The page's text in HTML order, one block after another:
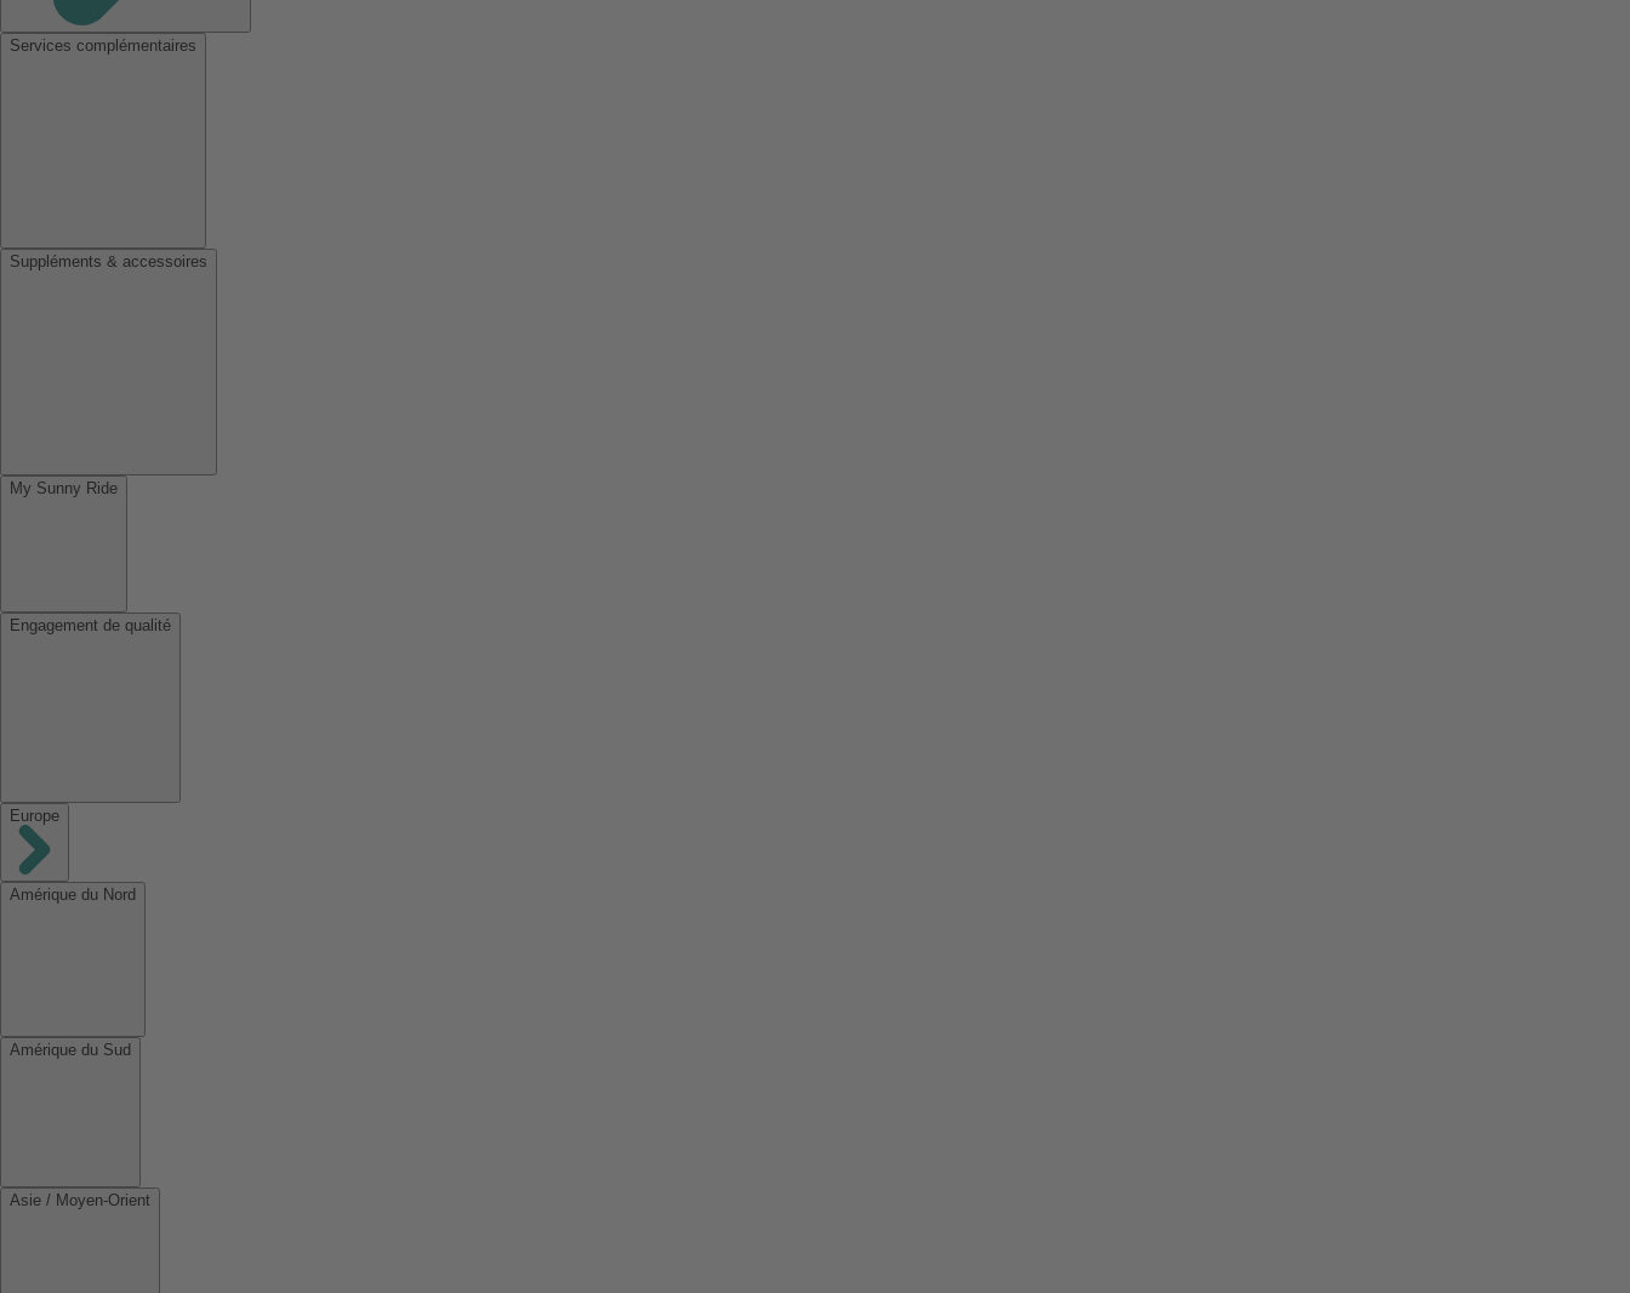
Services complémentaires
Suppléments & accessoires
My Sunny Ride
Engagement de qualité
Europe
Amérique du Nord
Amérique du Sud
Asie / Moyen-Orient